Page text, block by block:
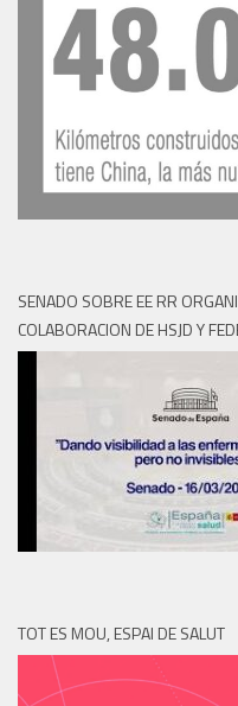
SENADO SOBRE EE RR
COLABORACION DE HSJD Y
TOT ES MOU, ESPAI DE SALUT